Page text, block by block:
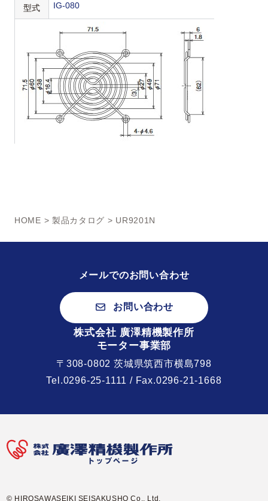
型式 IG-080
HOME > 製品カタログ > UR9201N
メールでのお問い合わせ
お問い合わせ
株式会社 廣澤精機製作所
モーター事業部
〒308-0802 茨城県筑西市横島798
Tel.0296-25-1111 / Fax.0296-21-1668
© HIROSAWASEIKI SEISAKUSHO Co., Ltd.